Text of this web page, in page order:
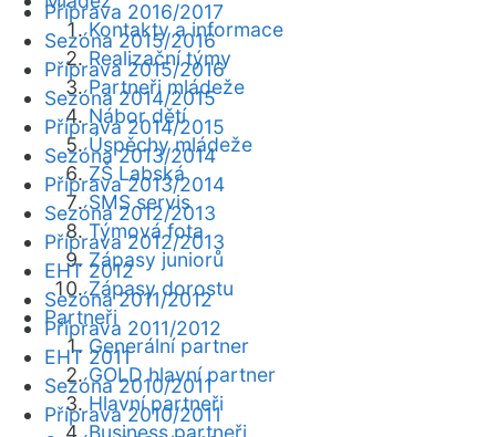
Kontakty a informace
Realizační týmy
Partneři mládeže
Nábor dětí
Úspěchy mládeže
ZŠ Labská
SMS servis
Týmová fota
Zápasy juniorů
Zápasy dorostu
Partneři
Generální partner
GOLD hlavní partner
Hlavní partneři
Business partneři
Příprava 2016/2017
Sezóna 2015/2016
Příprava 2015/2016
Sezóna 2014/2015
Příprava 2014/2015
Sezóna 2013/2014
Příprava 2013/2014
Sezóna 2012/2013
Příprava 2012/2013
EHT 2012
Sezóna 2011/2012
Příprava 2011/2012
EHT 2011
Sezóna 2010/2011
Příprava 2010/2011